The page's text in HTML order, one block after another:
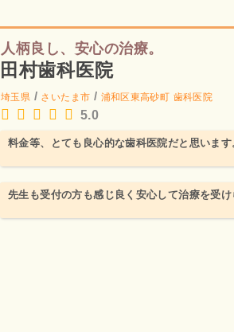
人柄良し、安心の治療。
田村歯科医院
埼玉県 / さいたま市 / 浦和区東高砂町 歯科医院
5.0
料金等、とても良心的な歯科医院だと思います
先生も受付の方も感じ良く安心して治療を受